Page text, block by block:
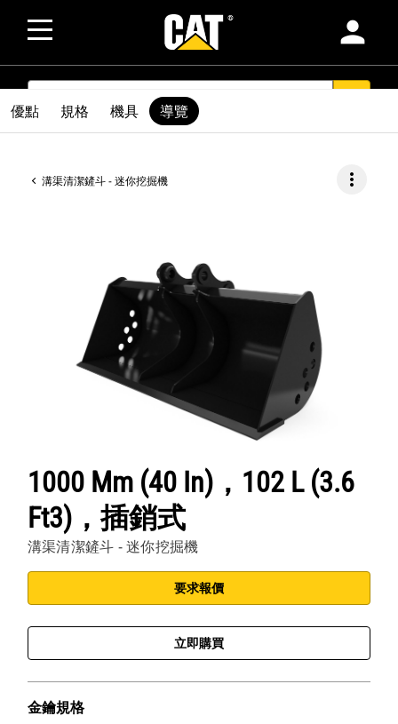
person
SEARCH
溝渠清潔鏟斗 - 迷你挖掘機 more_vert
1000 Mm (40 In)，102 L (3.6
Ft3)，插銷式
溝渠清潔鏟斗 - 迷你挖掘機
要求報價
立即購買
金鑰規格
優點 規格 機具 導覽